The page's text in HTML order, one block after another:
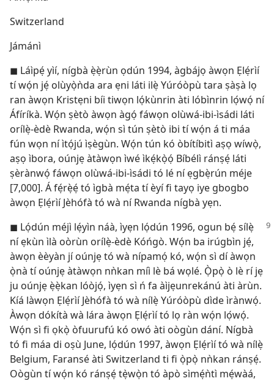
Switzerland
Jámánì
◼ Láìpẹ́ yìí, nígbà ẹ̀ẹ̀rùn ọdún 1994, àgbájọ àwọn Ẹlẹ́rìí
tí wọ́n jẹ́ olùyọ̀ǹda ara ẹni láti ilẹ̀ Yúróòpù tara ṣàṣà lọ
ran àwọn Kristẹni bíi tiwọn lọ́kùnrin àti lóbìnrin lọ́wọ́ ní
Áfíríkà. Wọ́n ṣètò àwọn àgọ́ fáwọn olùwá-ibi-ìsádi láti
orílẹ̀-èdè Rwanda, wọ́n sì tún ṣètò ibi tí wọ́n á ti máa
fún wọn ní ìtọ́jú ìṣègùn. Wọ́n tún kó òbítíbitì aṣọ wíwọ̀,
aṣọ ìbora, oúnjẹ àtàwọn ìwé ìkẹ́kọ̀ọ́ Bíbélì ránṣẹ́ láti
ṣèrànwọ́ fáwọn olùwá-ibi-ìsádi tó lé ní ẹgbẹ̀rún méje
[7,000]. Á fẹ́rẹ̀ẹ́ tó ìgbà mẹ́ta tí èyí fi tayọ iye gbogbo
àwọn Ẹlẹ́rìí Jèhófà tó wà ní Rwanda nígbà yẹn.
◼ Lọ́dún méjì lẹ́yìn náà, ìyẹn lọ́dún 1996, ogun bẹ́ sílẹ̀
ní ẹkùn ìlà oòrùn orílẹ̀-èdè Kóńgò. Wọ́n ba irúgbìn jẹ́,
àwọn èèyàn jí oúnjẹ tó wà nípamọ́ kó, wọ́n sì dí àwọn
ọ̀nà tí oúnjẹ àtàwọn nǹkan míì lè bá wọlé. Ọ̀pọ̀ ò lè rí jẹ
ju oúnjẹ ẹ̀ẹ̀kan lóòjọ́, ìyẹn sì ń fa àìjẹunrekánú àti àrùn.
Kíá làwọn Ẹlẹ́rìí Jèhófà tó wà nílẹ̀ Yúróòpù dìde ìrànwọ́.
Àwọn dókítà wà lára àwọn Ẹlẹ́rìí tó lọ ràn wọ́n lọ́wọ́.
Wọ́n sì fi ọkọ̀ òfuurufú kó owó àti oògùn dání. Nígbà
tó fi máa di oṣù June, lọ́dún 1997, àwọn Ẹlẹ́rìí tó wà nílẹ̀
Belgium, Faransé àti Switzerland ti fi ọ̀pọ̀ nǹkan ránṣẹ́.
Oògùn tí wọ́n kó ránṣẹ́ tẹ̀wọ̀n tó àpò sìmẹ́ǹtì mẹ́wàá,